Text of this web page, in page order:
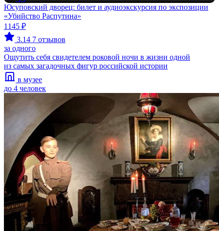
Юсуповский дворец: билет и аудиоэкскурсия по экспозиции
«Убийство Распутина»
1145 ₽
3.14 7 отзывов
за одного
Ощутить себя свидетелем роковой ночи в жизни одной
из самых загадочных фигур российской истории
в музее
до 4 человек